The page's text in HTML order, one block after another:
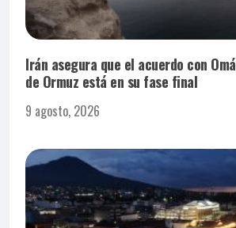
Irán asegura que el acuerdo con
de Ormuz está en su fase final
9 agosto, 2026